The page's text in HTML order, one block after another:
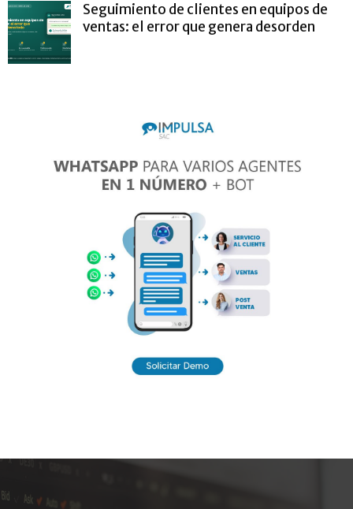
Seguimiento de clientes en equipos de
ventas: el error que genera desorden